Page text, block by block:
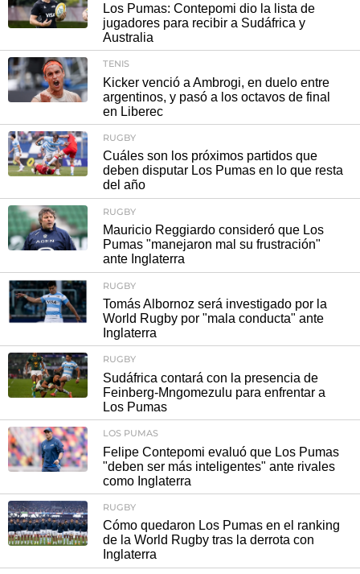
Los Pumas: Contepomi dio la lista de
jugadores para recibir a Sudáfrica y
Australia
TENIS
Kicker venció a Ambrogi, en duelo entre
argentinos, y pasó a los octavos de final
en Liberec
RUGBY
Cuáles son los próximos partidos que
deben disputar Los Pumas en lo que resta
del año
RUGBY
Mauricio Reggiardo consideró que Los
Pumas "manejaron mal su frustración"
ante Inglaterra
RUGBY
Tomás Albornoz será investigado por la
World Rugby por "mala conducta" ante
Inglaterra
RUGBY
Sudáfrica contará con la presencia de
Feinberg-Mngomezulu para enfrentar a
Los Pumas
LOS PUMAS
Felipe Contepomi evaluó que Los Pumas
"deben ser más inteligentes" ante rivales
como Inglaterra
RUGBY
Cómo quedaron Los Pumas en el ranking
de la World Rugby tras la derrota con
Inglaterra